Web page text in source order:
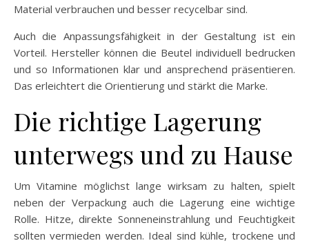
Material verbrauchen und besser recycelbar sind.
Auch die Anpassungsfähigkeit in der Gestaltung ist ein
Vorteil. Hersteller können die Beutel individuell bedrucken
und so Informationen klar und ansprechend präsentieren.
Das erleichtert die Orientierung und stärkt die Marke.
Die richtige Lagerung
unterwegs und zu Hause
Um Vitamine möglichst lange wirksam zu halten, spielt
neben der Verpackung auch die Lagerung eine wichtige
Rolle. Hitze, direkte Sonneneinstrahlung und Feuchtigkeit
sollten vermieden werden. Ideal sind kühle, trockene und